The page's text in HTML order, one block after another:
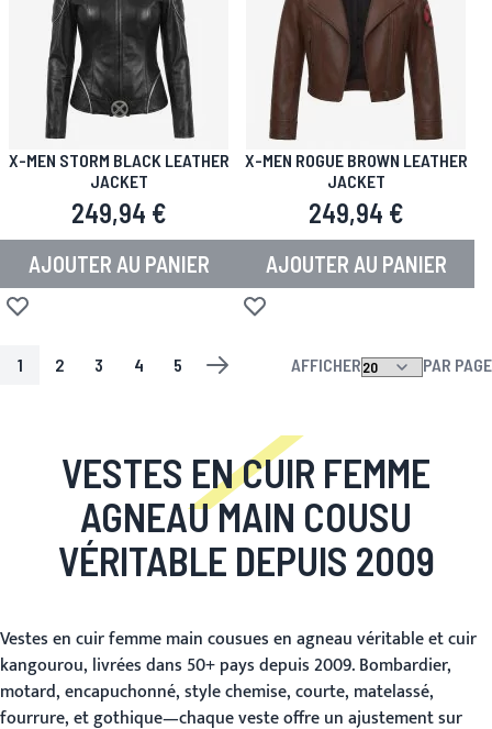
X-MEN STORM BLACK LEATHER
JACKET
249,94 €
AJOUTER AU PANIER
Ajouter à la liste d'achats
X-MEN ROGUE BROWN LEATHER
JACKET
249,94 €
AJOUTER AU PANIER
Ajouter à la liste d'achats
PAGEVOUS LISEZ ACTUELLEMENT LA PAGE
1
PAGE
2
PAGE
3
PAGE
4
PAGE
5
PAGE
SUIV.
AFFICHER PAR PAGE
VESTES EN CUIR FEMME
AGNEAU MAIN COUSU
VÉRITABLE DEPUIS 2009
Vestes en cuir femme main cousues en agneau véritable et cuir
kangourou, livrées dans 50+ pays depuis 2009. Bombardier,
motard, encapuchonné, style chemise, courte, matelassé,
fourrure, et gothique—chaque veste offre un ajustement sur